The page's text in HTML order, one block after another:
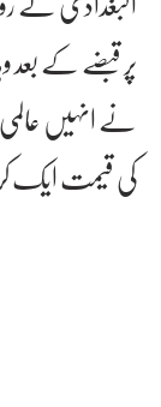
پر قبضے کے بعد
نے انہیں
کی قیمت ایک